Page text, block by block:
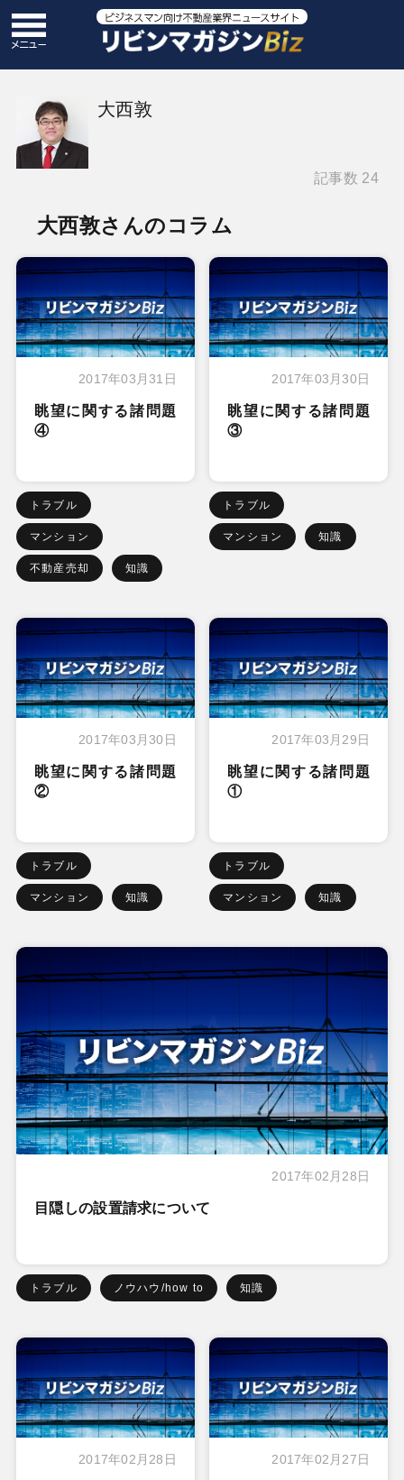
大西敦
記事数 24
大西敦さんのコラム
2017年03月31日
眺望に関する諸問題
④
トラブル
マンション
不動産売却 知識
2017年03月30日
眺望に関する諸問題
③
トラブル
マンション 知識
2017年03月30日
眺望に関する諸問題
②
トラブル
マンション 知識
2017年03月29日
眺望に関する諸問題
①
トラブル
マンション 知識
2017年02月28日
目隠しの設置請求について
トラブル ノウハウ/how to 知識
2017年02月28日 2017年02月27日